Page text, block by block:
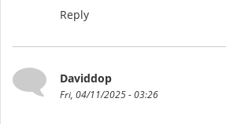
Reply
Daviddop
Fri, 04/11/2025 - 03:26